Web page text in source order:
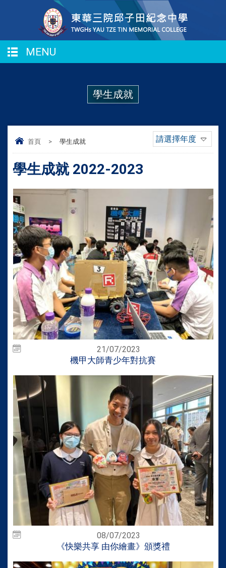
MENU
學生成就
首頁 > 學生成就
學生成就 2022-2023
請選擇年度
21/07/2023
機甲大師青少年對抗賽
08/07/2023
《快樂共享 由你繪畫》頒獎禮